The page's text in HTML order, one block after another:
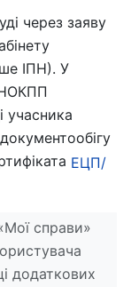
через заяву
ІПН). У
учасника
ЕЦП/
справи»
додаткових